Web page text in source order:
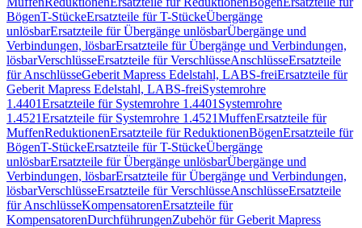
BögenT-StückeErsatzteile für T-StückeÜbergänge
unlösbarErsatzteile für Übergänge unlösbarÜbergänge und
Verbindungen, lösbarErsatzteile für Übergänge und Verbindungen,
lösbarVerschlüsseErsatzteile für VerschlüsseAnschlüsseErsatzteile
für AnschlüsseGeberit Mapress Edelstahl, LABS-freiErsatzteile für
Geberit Mapress Edelstahl, LABS-freiSystemrohre
1.4401Ersatzteile für Systemrohre 1.4401 Systemrohre
1.4521Ersatzteile für Systemrohre 1.4521MuffenErsatzteile für
MuffenReduktionenErsatzteile für ReduktionenBögenErsatzteile für
BögenT-StückeErsatzteile für T-StückeÜbergänge
unlösbarErsatzteile für Übergänge unlösbarÜbergänge und
Verbindungen, lösbarErsatzteile für Übergänge und Verbindungen,
lösbarVerschlüsseErsatzteile für VerschlüsseAnschlüsseErsatzteile
für AnschlüsseKompensatorenErsatzteile für
KompensatorenDurchführungenZubehör für Geberit Mapress